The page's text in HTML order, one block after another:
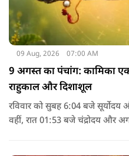
09 Aug, 2026 07:00 AM
9 अगस्त का पंचांग: कामिका
राहुकाल और दिशाशूल
रविवार को सुबह 6:04 बजे सूर्योदय
वहीं, रात 01:53 बजे चंद्रोदय और